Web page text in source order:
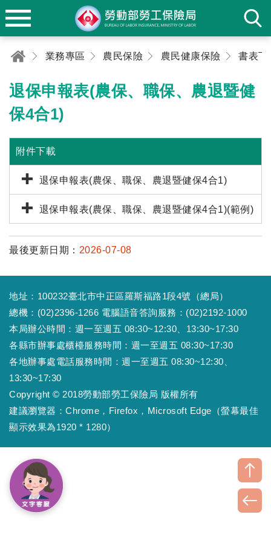
業務專區 農民保險 農民健康保險 書表下
退保申報表(農保、職保、農退暨健
保4合1)
附件下載
退保申報表(農保、職保、農退暨健保4合1)
退保申報表(農保、職保、農退暨健保4合1)(範例)
最後更新日期： 2026-07-08
地址：100232臺北市中正區羅斯福路1段4號（總局）
總機：(02)2396-1266 電腦語音答詢服務：(02)2192-1000
本局辦公時間：週一至週五 08:30~12:30、13:30~17:30
各縣市辦事處櫃檯服務時間：週一至週五 08:30~17:30
各地辦事處電話服務時間：週一至週五 08:30~12:30、
13:30~17:30
Copyright © 2018勞動部勞工保險局 版權所有
建議瀏覽器：Chrome，Firefox，Microsoft Edge（螢幕最佳
顯示效果為1920 * 1280）